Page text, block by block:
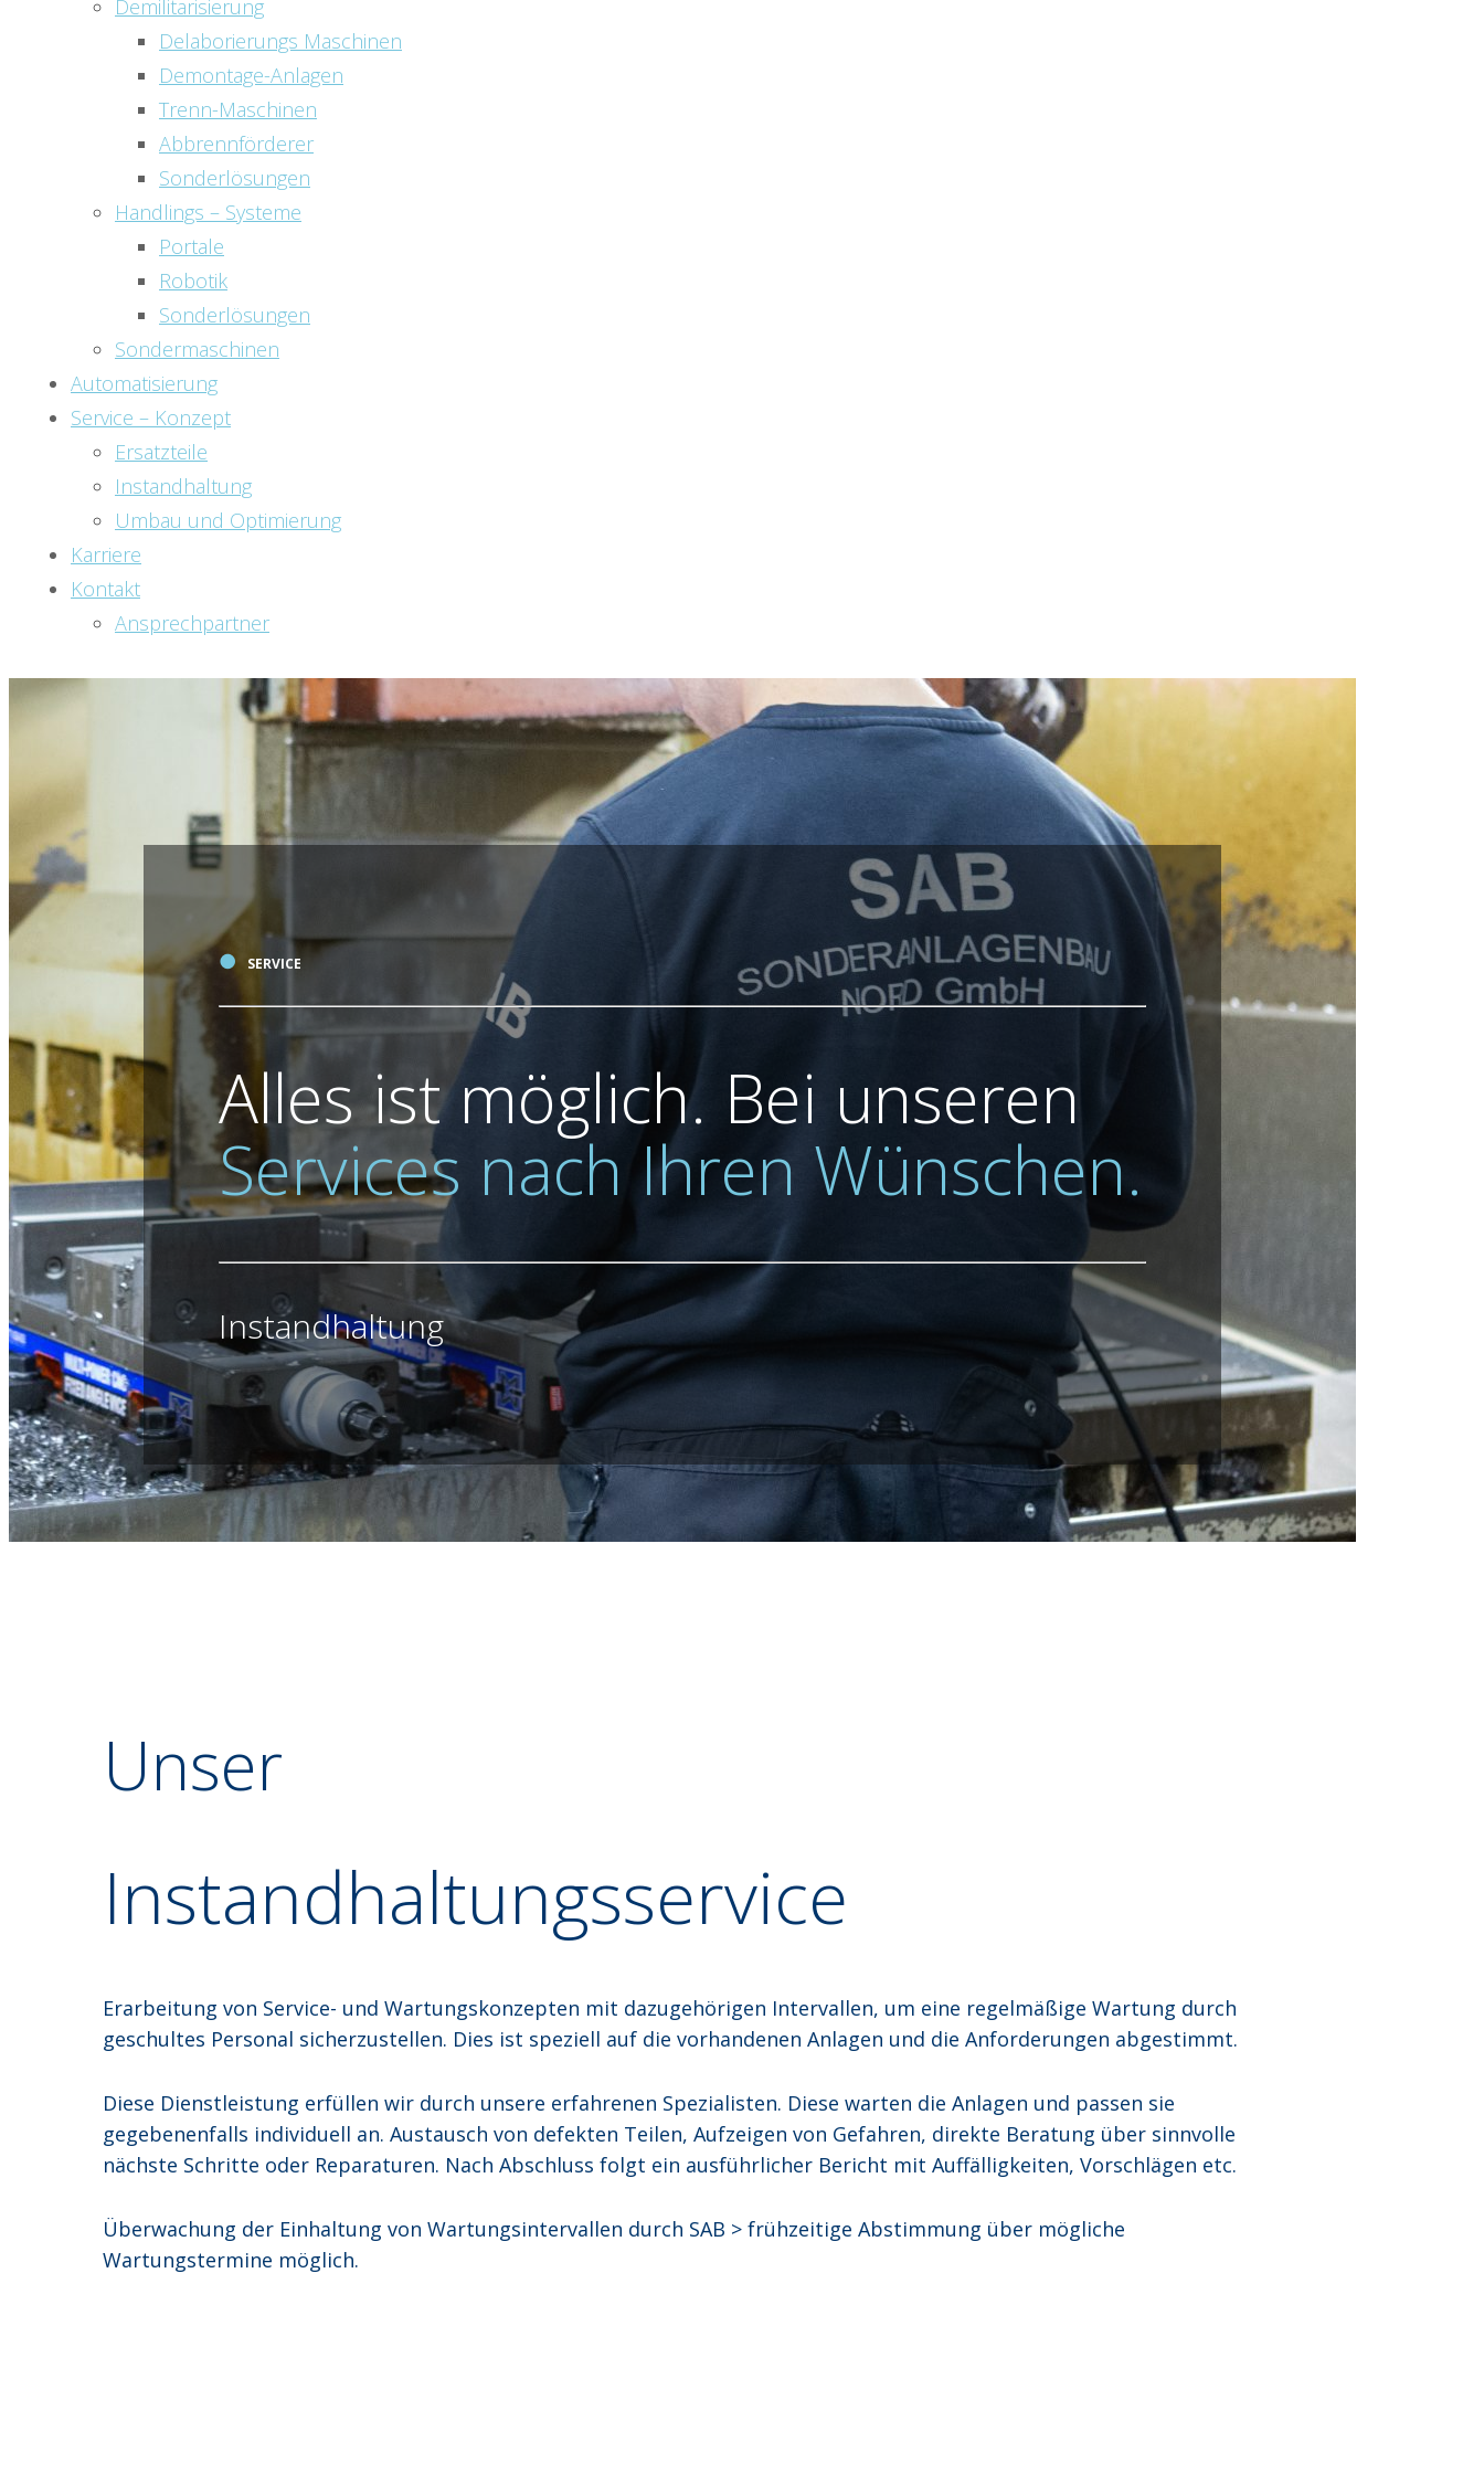
Demilitarisierung
Delaborierungs Maschinen
Demontage-Anlagen
Trenn-Maschinen
Abbrennförderer
Sonderlösungen
Handlings – Systeme
Portale
Robotik
Sonderlösungen
Sondermaschinen
Automatisierung
Service – Konzept
Ersatzteile
Instandhaltung
Umbau und Optimierung
Karriere
Kontakt
Ansprechpartner
● SERVICE
Alles ist möglich. Bei unseren
Services nach Ihren Wünschen.
Instandhaltung
Unser
Instandhaltungsservice
Erarbeitung von Service- und Wartungskonzepten mit dazugehörigen Intervallen, um eine regelmäßige Wartung durch
geschultes Personal sicherzustellen. Dies ist speziell auf die vorhandenen Anlagen und die Anforderungen abgestimmt.
Diese Dienstleistung erfüllen wir durch unsere erfahrenen Spezialisten. Diese warten die Anlagen und passen sie
gegebenenfalls individuell an. Austausch von defekten Teilen, Aufzeigen von Gefahren, direkte Beratung über sinnvolle
nächste Schritte oder Reparaturen. Nach Abschluss folgt ein ausführlicher Bericht mit Auffälligkeiten, Vorschlägen etc.
Überwachung der Einhaltung von Wartungsintervallen durch SAB > frühzeitige Abstimmung über mögliche
Wartungstermine möglich.